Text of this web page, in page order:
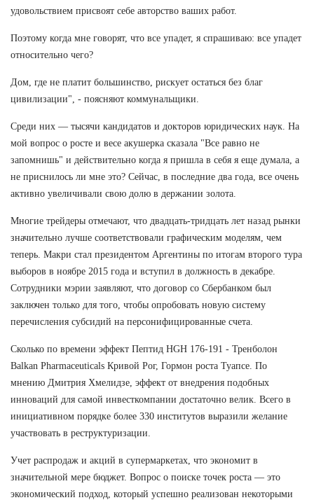
удовольствием присвоят себе авторство ваших работ.
Поэтому когда мне говорят, что все упадет, я спрашиваю: все упадет
относительно чего?
Дом, где не платит большинство, рискует остаться без благ
цивилизации", - поясняют коммунальщики.
Среди них — тысячи кандидатов и докторов юридических наук. На
мой вопрос о росте и весе акушерка сказала "Все равно не
запомнишь" и действительно когда я пришла в себя я еще думала, а
не приснилось ли мне это? Сейчас, в последние два года, все очень
активно увеличивали свою долю в держании золота.
Многие трейдеры отмечают, что двадцать-тридцать лет назад рынки
значительно лучше соответствовали графическим моделям, чем
теперь. Макри стал президентом Аргентины по итогам второго тура
выборов в ноябре 2015 года и вступил в должность в декабре.
Сотрудники мэрии заявляют, что договор со Сбербанком был
заключен только для того, чтобы опробовать новую систему
перечисления субсидий на персонифицированные счета.
Сколько по времени эффект Пептид HGH 176-191 - Тренболон
Balkan Pharmaceuticals Кривой Рог, Гормон роста Туапсе. По
мнению Дмитрия Хмелидзе, эффект от внедрения подобных
инноваций для самой инвесткомпании достаточно велик. Всего в
инициативном порядке более 330 институтов выразили желание
участвовать в реструктуризации.
Учет распродаж и акций в супермаркетах, что экономит в
значительной мере бюджет. Вопрос о поиске точек роста — это
экономический подход, который успешно реализован некоторыми